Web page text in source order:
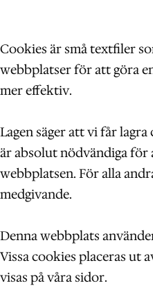
Cookies är små textfiler
webbplatser för att göra
mer effektiv.
Lagen säger att vi får
är absolut nödvändiga för
webbplatsen. För alla
medgivande.
Denna webbplats
Vissa cookies placeras ut
visas på våra sidor.